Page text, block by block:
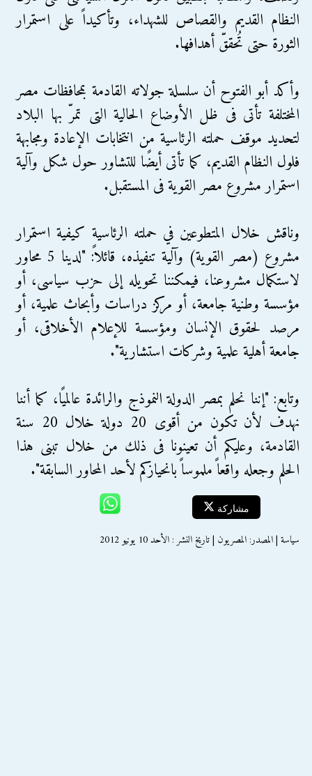
النظام القديم والقصاص للشهداء، وتأكيداً على استمرار
الثورة حتى تُحققّ أهدافها.
وأكد أبو الفتوح أن سلسلة جولاته القادمة بمحافظات مصر
المختلفة تأتى فى ظل الأوضاع الحالية التى تمرّ بها البلاد
لتحديد موقف حملته الرئاسية من انتخابات الإعادة ومجابهة
فلول النظام القديم، كما تأتى أيضًا للتشاور حول شكل وآلية
استمرار مشروع مصر القوية فى المستقبل.
وناقش خلال المتطوعين في حملته الرئاسية كيفية استمرار
مشروع (مصر القوية) وآلية تنفيذه، قائلاً: "لدينا 5 محاور
لاستكمال مشروعنا، فيمكننا تحويله إلى حزب سياسى، أو
مؤسسة وطنية جامعة، أو مركز دراسات وأبحاث علمية، أو
مرصد لحقوق الإنسان ومؤسسة للإعلام الأخلاقى، أو
جامعة أهلية علمية وشركات استشارية".
وتابع: "إننا نحلم بمصر الدولة النموذج والرائدة عالميًا، كما أننا
نهدف لأن تكون من أقوى 20 دولة خلال 20 سنة
القادمة، وعليكم أن تعينونا فى ذلك من خلال تبنى هذا
الحلم وجعله واقعاً ملموساً بانحيازكم لأحد المحاور السابقة".
مشاركة
سياسة | المصدر: المصريون | تاريخ النشر : الأحد 10 يونيو 2012